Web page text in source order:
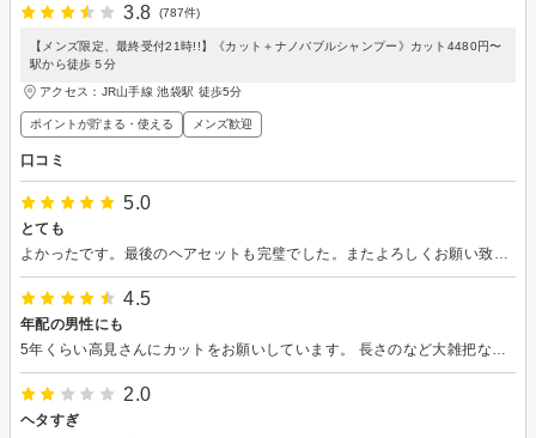
3.8
(787件)
【メンズ限定、最終受付21時!!】《カット＋ナノバブルシャンプー》カット4480円〜
駅から徒歩５分
アクセス：JR山手線 池袋駅 徒歩5分
ポイントが貯まる・使える メンズ歓迎
口コミ
5.0
とても
4.5
年配の男性にも
2.0
ヘタすぎ